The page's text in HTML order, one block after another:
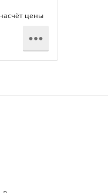
цены
